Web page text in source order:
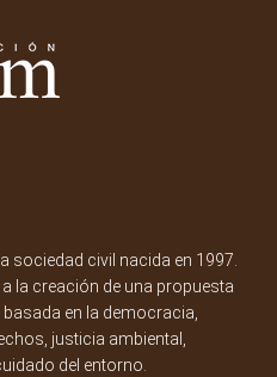
sociedad civil nacida en 1997.
la creación de una propuesta
en la democracia,
justicia ambiental,
del entorno.